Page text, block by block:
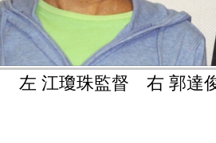
左 江瓊珠監督 右 郭達